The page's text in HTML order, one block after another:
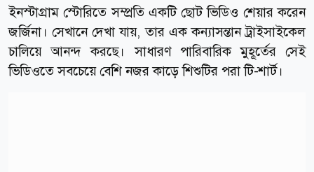
ইনস্টাগ্রাম স্টোরিতে সম্প্রতি একটি ছোট ভিডিও শেয়ার করেন
জর্জিনা। সেখানে দেখা যায়, তার এক কন্যাসন্তান ট্রাইসাইকেল
চালিয়ে আনন্দ করছে। সাধারণ পারিবারিক মুহূর্তের সেই
ভিডিওতে সবচেয়ে বেশি নজর কাড়ে শিশুটির পরা টি-শার্ট।